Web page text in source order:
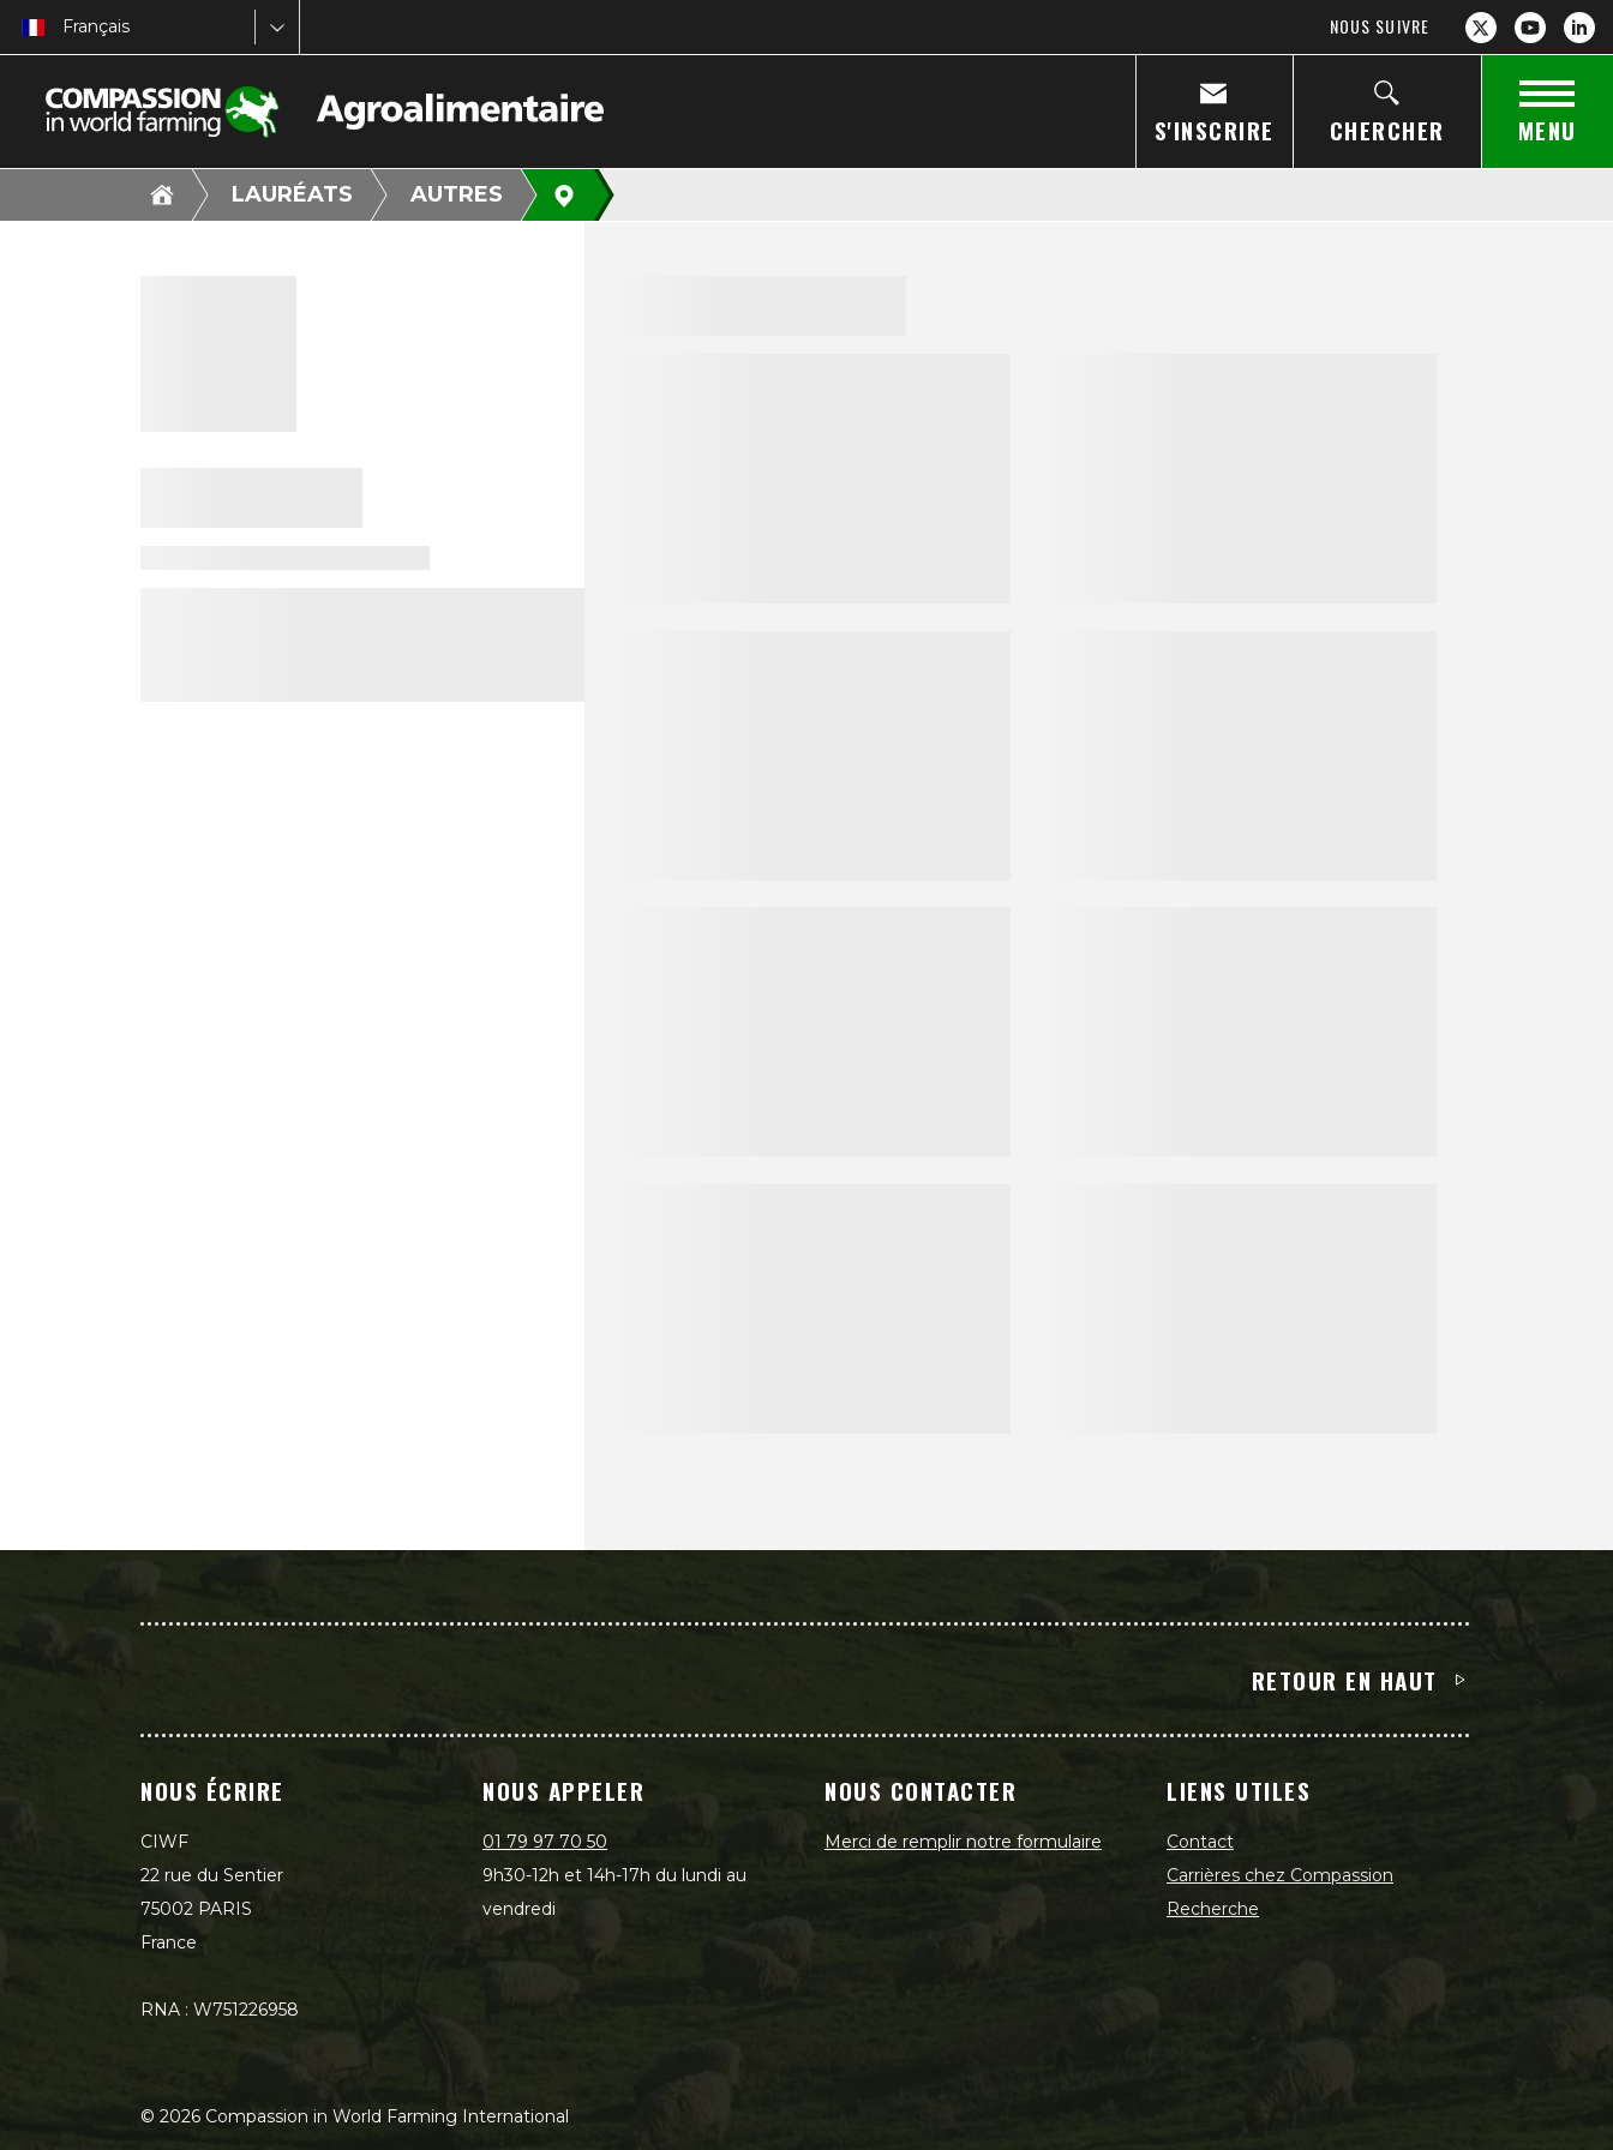
Français NOUS SUIVRE
S'INSCRIRE CHERCHER MENU
LAURÉATS AUTRES
RETOUR EN HAUT
NOUS ÉCRIRE
CIWF
22 rue du Sentier
75002 PARIS
France
RNA : W751226958
NOUS APPELER
01 79 97 70 50
9h30-12h et 14h-17h du lundi au
vendredi
NOUS CONTACTER
Merci de remplir notre formulaire
LIENS UTILES
Contact
Carrières chez Compassion
Recherche
© 2026 Compassion in World Farming International